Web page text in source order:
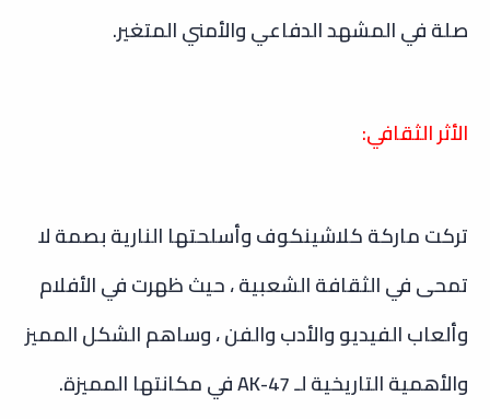
صلة في المشهد الدفاعي والأمني المتغير.
الأثر الثقافي:
تركت ماركة كلاشينكوف وأسلحتها النارية بصمة لا
تمحى في الثقافة الشعبية ، حيث ظهرت في الأفلام
وألعاب الفيديو والأدب والفن ، وساهم الشكل المميز
والأهمية التاريخية لـ AK-47 في مكانتها المميزة.